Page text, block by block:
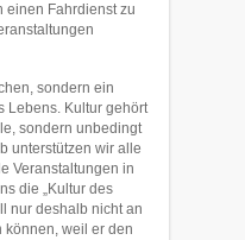
einen Fahrdienst zu
sondern ein
Lebens. Kultur gehört
sondern unbe­dingt
unterstützen wir alle
Ver­anstaltungen in
die „Kul­tur des
nur deshalb nicht an
können, weil er den